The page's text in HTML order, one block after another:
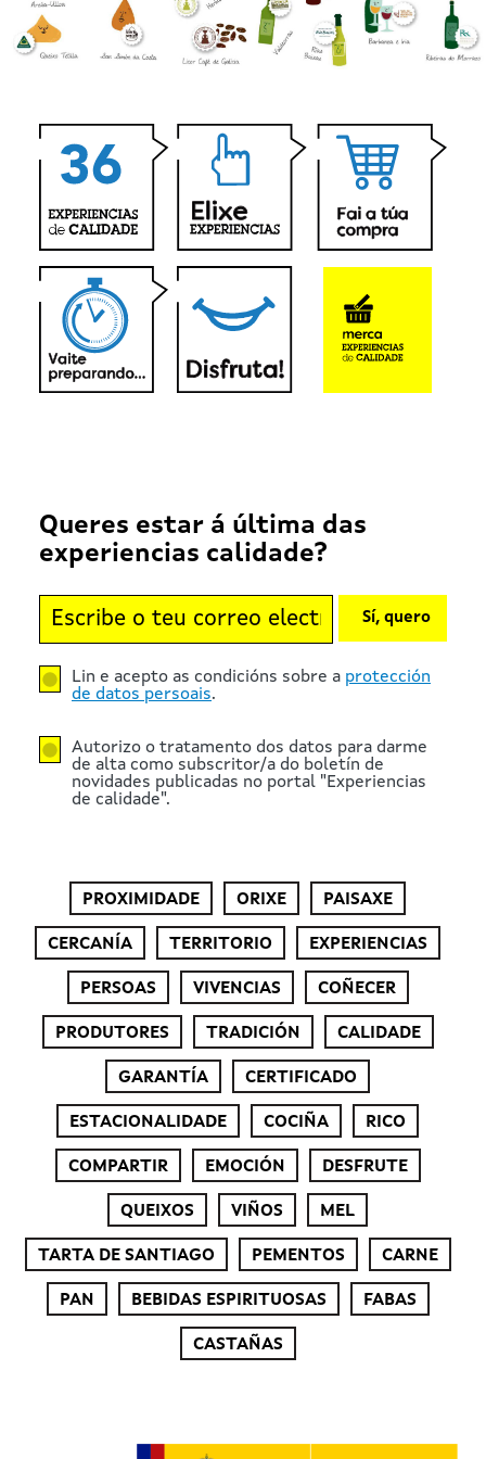
Queres estar á última das
experiencias calidade?
Lin e acepto as condicións sobre a protección
de datos persoais.
Autorizo o tratamento dos datos para darme
de alta como subscritor/a do boletín de
novidades publicadas no portal "Experiencias
de calidade".
Sí, quero
PROXIMIDADE ORIXE PAISAXE
CERCANÍA TERRITORIO EXPERIENCIAS
PERSOAS VIVENCIAS COÑECER
PRODUTORES TRADICIÓN CALIDADE
GARANTÍA CERTIFICADO
ESTACIONALIDADE COCIÑA RICO
COMPARTIR EMOCIÓN DESFRUTE
QUEIXOS VIÑOS MEL
TARTA DE SANTIAGO PEMENTOS CARNE
PAN BEBIDAS ESPIRITUOSAS FABAS
CASTAÑAS